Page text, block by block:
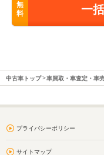
無
料
一
中古車トップ 車買取・車査定・車
プライバシーポリシー
サイトマップ